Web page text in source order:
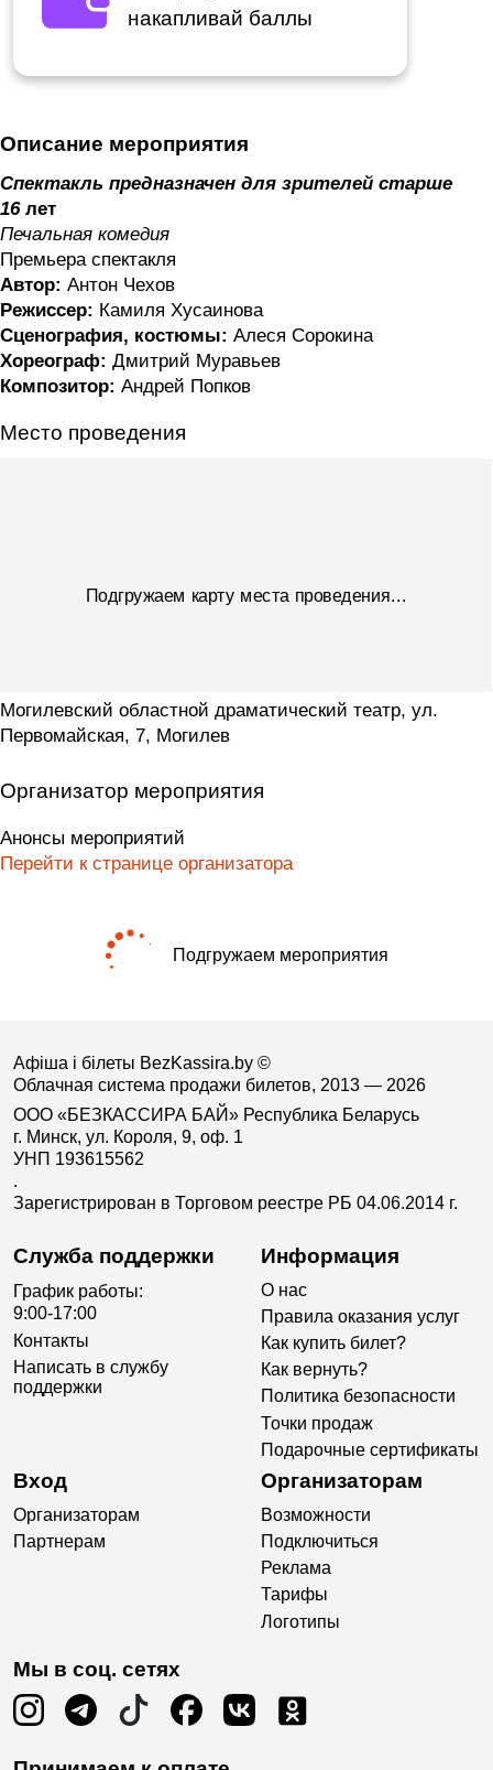
накапливай баллы
Описание мероприятия
Спектакль предназначен для зрителей старше
16 лет
Печальная комедия
Премьера спектакля
Автор: Антон Чехов
Режиссер: Камиля Хусаинова
Сценография, костюмы: Алеся Сорокина
Хореограф: Дмитрий Муравьев
Композитор: Андрей Попков
Место проведения
Подгружаем карту места проведения...
Могилевский областной драматический театр, ул.
Первомайская, 7, Могилев
Организатор мероприятия
Анонсы мероприятий
Перейти к странице организатора
Подгружаем мероприятия
Афіша і білеты BezKassira.by ©
Облачная система продажи билетов, 2013 — 2026
ООО «БЕЗКАССИРА БАЙ» Республика Беларусь
г. Минск, ул. Короля, 9, оф. 1
УНП 193615562
.
Зарегистрирован в Торговом реестре РБ 04.06.2014 г.
Служба поддержки
График работы:
9:00-17:00
Контакты
Написать в службу
поддержки
Информация
О нас
Правила оказания услуг
Как купить билет?
Как вернуть?
Политика безопасности
Точки продаж
Подарочные сертификаты
Вход
Организаторам
Партнерам
Организаторам
Возможности
Подключиться
Реклама
Тарифы
Логотипы
Мы в соц. сетях